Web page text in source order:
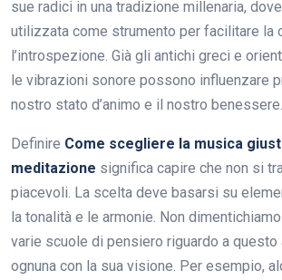
sue radici in una tradizione millenaria,
utilizzata come strumento per facilitare la
l’introspezione. Già gli antichi greci e
le vibrazioni sonore possono influenzare
nostro stato d’animo e il nostro benessere.
Definire Come scegliere la musica
meditazione significa capire che non si
piacevoli. La scelta deve basarsi su
la tonalità e le armonie. Non
varie scuole di pensiero riguardo a questo
ognuna con la sua visione. Per esempio,